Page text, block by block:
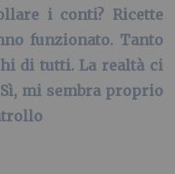
i conti? Ricette
funzionato. Tanto
di tutti. La realtà ci
mi sembra proprio